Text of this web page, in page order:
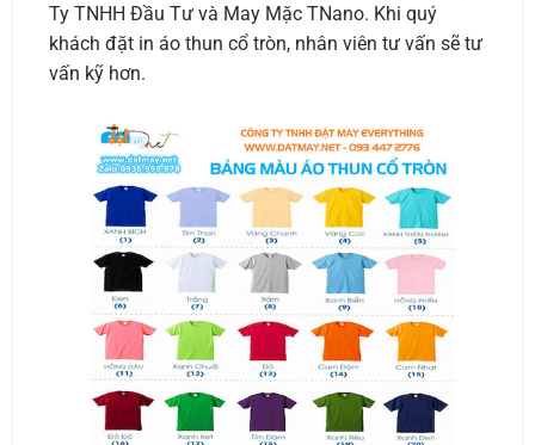
Ty TNHH Đầu Tư và May Mặc TNano. Khi quý
khách đặt in áo thun cổ tròn, nhân viên tư vấn sẽ tư
vấn kỹ hơn.